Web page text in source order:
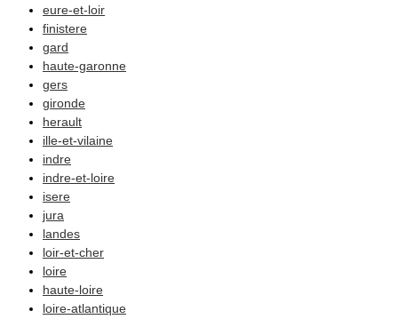
eure-et-loir
finistere
gard
haute-garonne
gers
gironde
herault
ille-et-vilaine
indre
indre-et-loire
isere
jura
landes
loir-et-cher
loire
haute-loire
loire-atlantique